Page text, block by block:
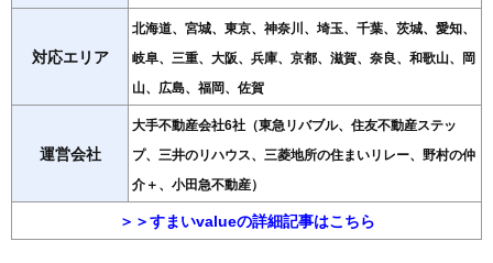
対応エリア
北海道、宮城、東京、神奈川、埼玉、千葉、茨城、愛知、
岐阜、三重、大阪、兵庫、京都、滋賀、奈良、和歌山、岡
山、広島、福岡、佐賀
運営会社
大手不動産会社6社（東急リバブル、住友不動産ステッ
プ、三井のリハウス、三菱地所の住まいリレー、野村の仲
介＋、小田急不動産）
＞＞すまいvalueの詳細記事はこちら